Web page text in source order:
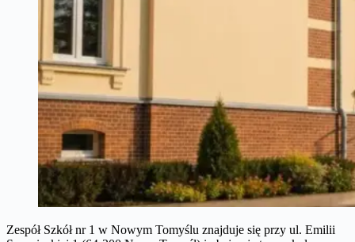
Zespół Szkół nr 1 w Nowym Tomyślu znajduje się przy ul. Emilii